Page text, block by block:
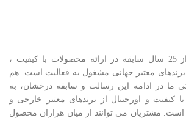
فروشگاه ما با بیش از 25 سال سابقه در ارائه محصولات با کيفيت ،
معتبر جهانی مشغول به فعاليت است. هم
ما در ادامه اين رسالت و سابقه درخشان، به
کيفيت و اورجينال از برندهای معتبر خارجی و
است. مشتريان می توانند از ميان هزاران محصول